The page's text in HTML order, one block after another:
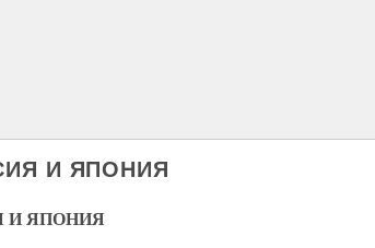
И ЯПОНИЯ
И ЯПОНИЯ